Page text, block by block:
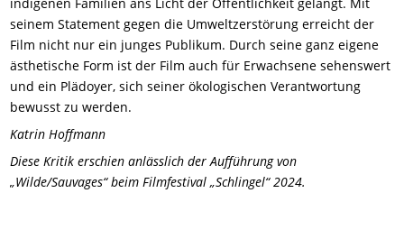
seinem Statement gegen die Umweltzerstörung erreicht der
Film nicht nur ein junges Publikum. Durch seine ganz eigene
ästhetische Form ist der Film auch für Erwachsene sehenswert
und ein Plädoyer, sich seiner ökologischen Verantwortung
bewusst zu werden.
Katrin Hoffmann
Diese Kritik erschien anlässlich der Aufführung von
„Wilde/Sauvages“ beim Filmfestival „Schlingel“ 2024.